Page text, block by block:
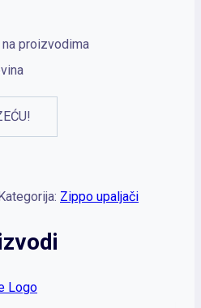
proizvodima
Zippo upaljači